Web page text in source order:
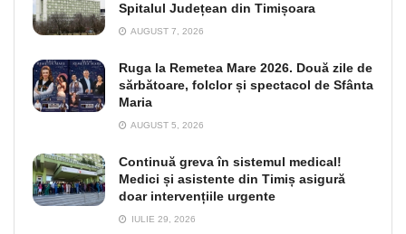
Spitalul Județean din Timișoara
AUGUST 7, 2026
Ruga la Remetea Mare 2026. Două zile de
sărbătoare, folclor și spectacol de Sfânta
Maria
AUGUST 5, 2026
Continuă greva în sistemul medical!
Medici și asistente din Timiș asigură
doar intervențiile urgente
IULIE 29, 2026